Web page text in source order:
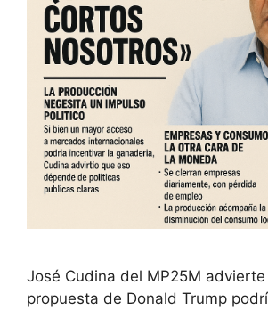
José Cudina del MP25M
propuesta de Donald Trump